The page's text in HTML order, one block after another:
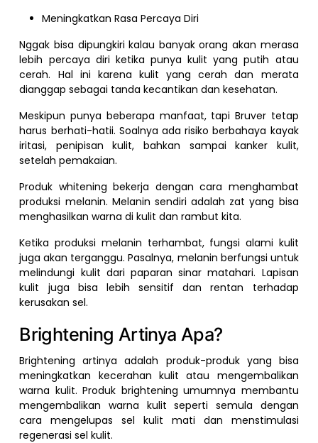
Meningkatkan Rasa Percaya Diri
Nggak bisa dipungkiri kalau banyak orang akan merasa
lebih percaya diri ketika punya kulit yang putih atau
cerah. Hal ini karena kulit yang cerah dan merata
dianggap sebagai tanda kecantikan dan kesehatan.
Meskipun punya beberapa manfaat, tapi Bruver tetap
harus berhati-hatii. Soalnya ada risiko berbahaya kayak
iritasi, penipisan kulit, bahkan sampai kanker kulit,
setelah pemakaian.
Produk whitening bekerja dengan cara menghambat
produksi melanin. Melanin sendiri adalah zat yang bisa
menghasilkan warna di kulit dan rambut kita.
Ketika produksi melanin terhambat, fungsi alami kulit
juga akan terganggu. Pasalnya, melanin berfungsi untuk
melindungi kulit dari paparan sinar matahari. Lapisan
kulit juga bisa lebih sensitif dan rentan terhadap
kerusakan sel.
Brightening Artinya Apa?
Brightening artinya adalah produk-produk yang bisa
meningkatkan kecerahan kulit atau mengembalikan
warna kulit. Produk brightening umumnya membantu
mengembalikan warna kulit seperti semula dengan
cara mengelupas sel kulit mati dan menstimulasi
regenerasi sel kulit.